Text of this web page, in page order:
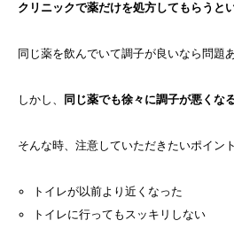
クリニックで薬だけを処方してもらうと
同じ薬を飲んでいて調子が良いなら問題
しかし、 同じ薬でも徐々に調子が悪くな
そんな時、注意していただきたいポイン
トイレが以前より近くなった
トイレに行ってもスッキリしない